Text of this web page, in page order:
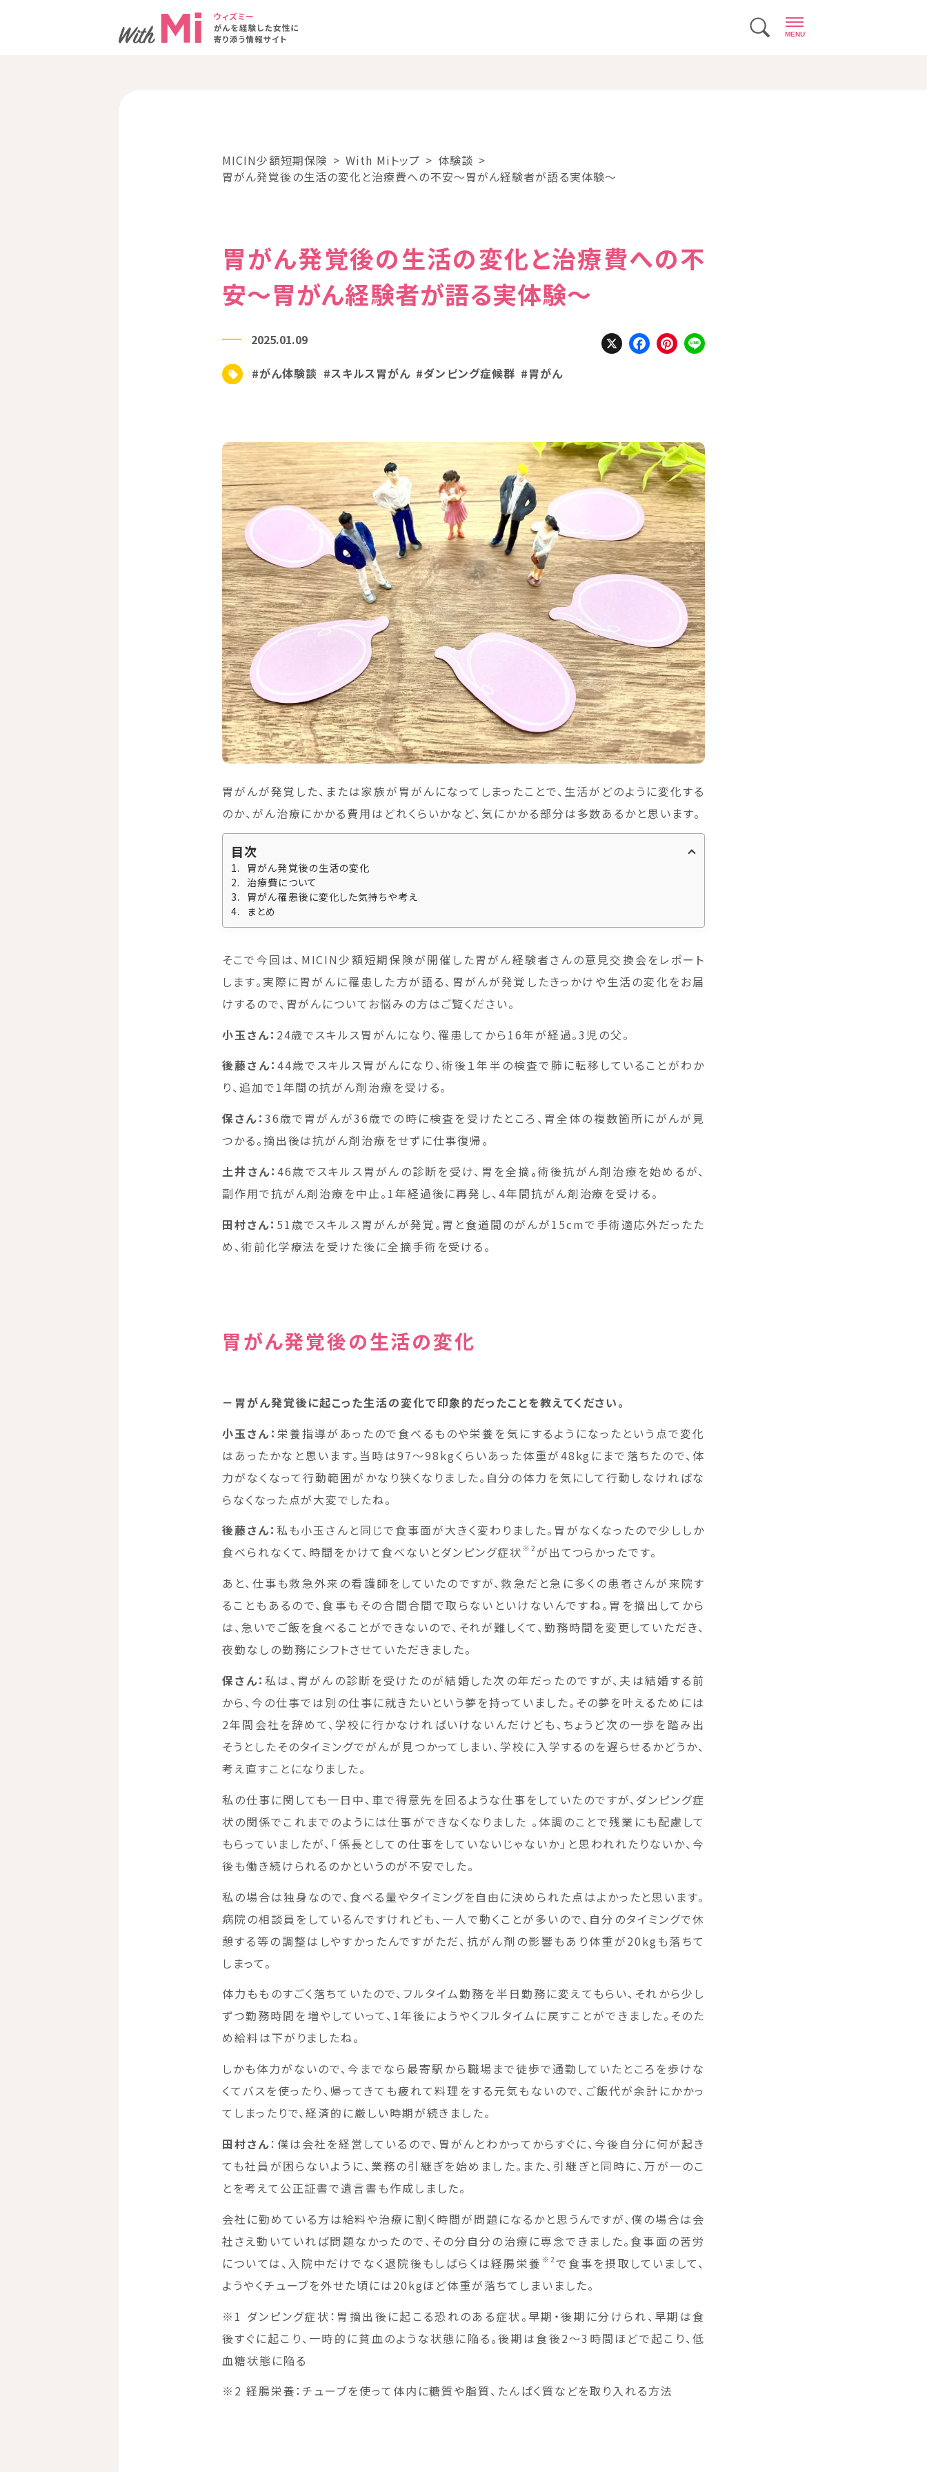
MENU
MICIN少額短期保険 With Miトップ
体験談
胃がん発覚後の生活の変化と治療費への不安～胃がん経験者が語る実体験～
胃がん発覚後の生活の変化と治療費への不
安～胃がん経験者が語る実体験～
2025.01.09
#がん体験談 #スキルス胃がん #ダンピング症候群 #胃がん
X Facebook
Pinterest
胃がんが発覚した、または家族が胃がんになってしまったことで、生活がどのように変化する
のか、がん治療にかかる費用はどれくらいかなど、気にかかる部分は多数あるかと思います。
目次
胃がん発覚後の生活の変化
治療費について
胃がん罹患後に変化した気持ちや考え
まとめ
そこで今回は、MICIN少額短期保険が開催した胃がん経験者さんの意見交換会をレポート
します。実際に胃がんに罹患した方が語る、胃がんが発覚したきっかけや生活の変化をお届
けするので、胃がんについてお悩みの方はご覧ください。
小玉さん： 24歳でスキルス胃がんになり、罹患してから16年が経過。3児の父。
後藤さん：44歳でスキルス胃がんになり、術後１年半の検査で肺に転移していることがわか
り、追加で1年間の抗がん剤治療を受ける。
保さん： 36歳で胃がんが36歳での時に検査を受けたところ、胃全体の複数箇所にがんが見
つかる。摘出後は抗がん剤治療をせずに仕事復帰。
土井さん：46歳でスキルス胃がんの診断を受け、胃を全摘 。術後抗がん剤治療を始めるが、
副作用で抗がん剤治療を中止。1年経過後に再発し、4年間抗がん剤治療を受ける。
田村さん： 51歳でスキルス胃がんが発覚。胃と食道間のがんが15cmで手術適応外だったた
め、術前化学療法を受けた後に全摘手術を受ける。
胃がん発覚後の生活の変化
－胃がん発覚後に起こった生活の変化で印象的だったことを教えてください。
小玉さん： 栄養指導があったので食べるものや栄養を気にするようになったという点で変化
はあったかなと思います。当時は97～98kgくらいあった体重が48kgにまで落ちたので、体
力がなくなって行動範囲がかなり狭くなりました。自分の体力を気にして行動しなければな
らなくなった点が大変でしたね。
後藤さん：私も小玉さんと同じで食事面が大きく変わりました。胃がなくなったので少ししか
食べられなくて、時間をかけて食べないとダンピング症状※2が出てつらかったです。
あと、仕事も救急外来の看護師をしていたのですが、救急だと急に多くの患者さんが来院す
ることもあるので、食事もその合間合間で取らないといけないんですね。胃を摘出してから
は、急いでご飯を食べることができないので、それが難しくて、勤務時間を変更していただき、
夜勤なしの勤務にシフトさせていただきました。
保さん：私は、胃がんの診断を受けたのが結婚した次の年だったのですが、夫は結婚する前
から、今の仕事では別の仕事に就きたいという夢を持っていました。その夢を叶えるためには
2年間会社を辞めて、学校に行かなければいけないんだけども、ちょうど次の一歩を踏み出
そうとしたそのタイミングでがんが見つかってしまい、学校に入学するのを遅らせるかどうか、
考え直すことになりました。
私の仕事に関しても一日中、車で得意先を回るような仕事をしていたのですが、ダンピング症
状の関係でこれまでのようには仕事ができなくなりました 。体調のことで残業にも配慮して
もらっていましたが、「係長としての仕事をしていないじゃないか」と思われれたりないか、今
後も働き続けられるのかというのが不安でした。
私の場合は独身なので、食べる量やタイミングを自由に決められた点はよかったと思います。
病院の相談員をしているんですけれども、一人で動くことが多いので、自分のタイミングで休
憩する等の調整はしやすかったんですがただ、抗がん剤の影響もあり体重が20kgも落ちて
しまって。
体力もものすごく落ちていたので、フルタイム勤務を半日勤務に変えてもらい、それから少し
ずつ勤務時間を増やしていって、1年後にようやくフルタイムに戻すことができました。そのた
め給料は下がりましたね。
しかも体力がないので、今までなら最寄駅から職場まで徒歩で通勤していたところを歩けな
くてバスを使ったり、帰ってきても疲れて料理をする元気もないので、ご飯代が余計にかかっ
てしまったりで、経済的に厳しい時期が続きました。
田村さん：僕は会社を経営しているので、胃がんとわかってからすぐに、今後自分に何が起き
ても社員が困らないように、業務の引継ぎを始めました。また、引継ぎと同時に、万が一のこ
とを考えて公正証書で遺言書も作成しました。
会社に勤めている方は給料や治療に割く時間が問題になるかと思うんですが、僕の場合は会
社さえ動いていれば問題なかったので、その分自分の治療に専念できました。食事面の苦労
については、入院中だけでなく退院後もしばらくは経腸栄養 ※2で食事を摂取していまして、
ようやくチューブを外せた頃には20kgほど体重が落ちてしまいました。
※1 ダンピング症状：胃摘出後に起こる恐れのある症状。早期・後期に分けられ、早期は食
後すぐに起こり、一時的に貧血のような状態に陥る。後期は食後2～3時間ほどで起こり、低
血糖状態に陥る
※2 経腸栄養：チューブを使って体内に糖質や脂質、たんぱく質などを取り入れる方法